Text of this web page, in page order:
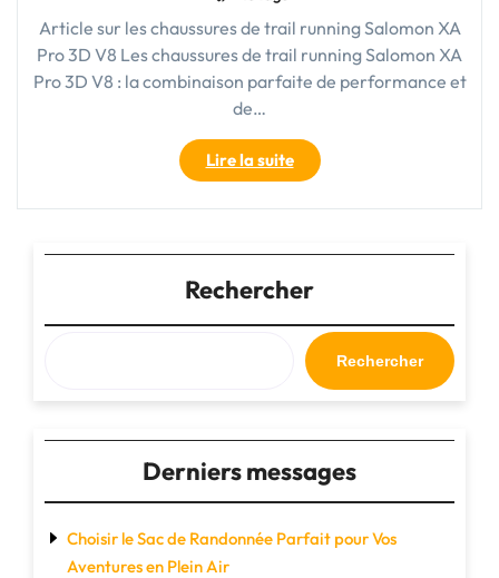
Article sur les chaussures de trail running Salomon XA
Pro 3D V8 Les chaussures de trail running Salomon XA
Pro 3D V8 : la combinaison parfaite de performance et
de…
Lire la suite"Découvrez
les
performances
des
chaussures
Salomon
XA
Pro
3D
trail
running"
Rechercher
Rechercher
Derniers messages
Choisir le Sac de Randonnée Parfait pour Vos
Aventures en Plein Air